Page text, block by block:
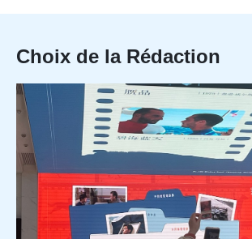
Choix de la Rédaction